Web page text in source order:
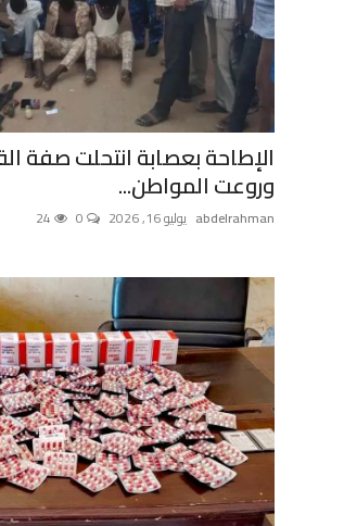
الإطاحة بعصابة انتحلت صفة
وروعت المواطن...
abdelrahman يوليو 16, 2026